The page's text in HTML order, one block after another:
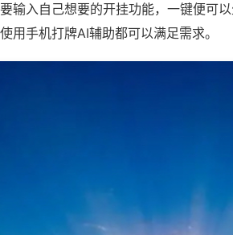
输入自己想要的开挂功能，一键便可
用手机打牌AI辅助都可以满足需求。